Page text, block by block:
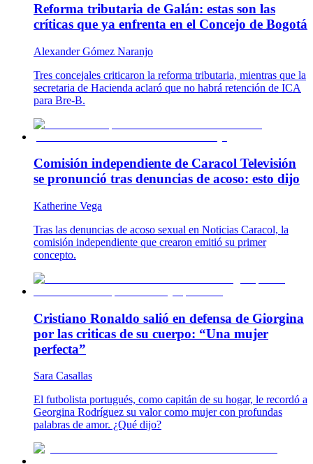
Reforma tributaria de Galán: estas son las
críticas que ya enfrenta en el Concejo de Bogotá
Alexander Gómez Naranjo
Tres concejales criticaron la reforma tributaria, mientras que la
secretaria de Hacienda aclaró que no habrá retención de ICA
para Bre-B.
Comisión independiente de Caracol Televisión
se pronunció tras denuncias de acoso: esto dijo
Katherine Vega
Tras las denuncias de acoso sexual en Noticias Caracol, la
comisión independiente que crearon emitió su primer
concepto.
Cristiano Ronaldo salió en defensa de Giorgina
por las criticas de su cuerpo: “Una mujer
perfecta”
Sara Casallas
El futbolista portugués, como capitán de su hogar, le recordó a
Georgina Rodríguez su valor como mujer con profundas
palabras de amor. ¿Qué dijo?